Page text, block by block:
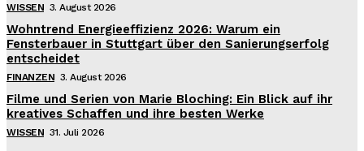
WISSEN 3. August 2026
Wohntrend Energieeffizienz 2026: Warum ein
Fensterbauer in Stuttgart über den Sanierungserfolg
entscheidet
FINANZEN 3. August 2026
Filme und Serien von Marie Bloching: Ein Blick auf ihr
kreatives Schaffen und ihre besten Werke
WISSEN 31. Juli 2026